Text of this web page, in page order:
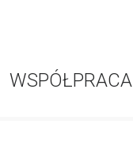
WSPÓŁPRACA